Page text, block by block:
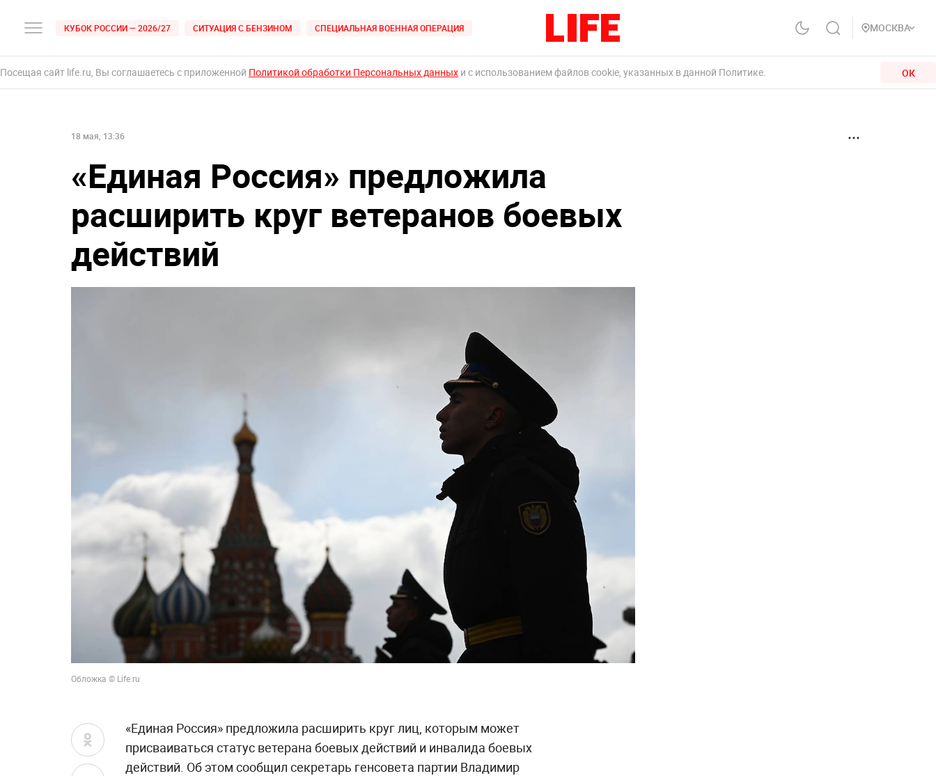
КУБОК РОССИИ — 2026/27 СИТУАЦИЯ С БЕНЗИНОМ СПЕЦИАЛЬНАЯ ВОЕННАЯ ОПЕРАЦИЯ МОСКВА
Посещая сайт life.ru, Вы соглашаетесь с приложенной Политикой обработки Персональных данных и с использованием файлов cookie, указанных в данной Политике. ОК
18 мая, 13:36
«Единая Россия» предложила
расширить круг ветеранов боевых
действий
Обложка © Life.ru
«Единая Россия» предложила расширить круг лиц, которым может
присваиваться статус ветерана боевых действий и инвалида боевых
действий. Об этом сообщил секретарь генсовета партии Владимир